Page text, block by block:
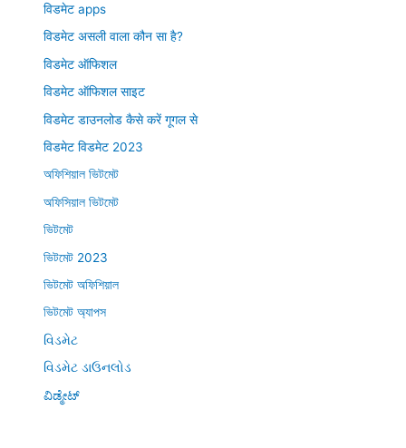
विडमेट apps
विडमेट असली वाला कौन सा है?
विडमेट ऑफिशल
विडमेट ऑफिशल साइट
विडमेट डाउनलोड कैसे करें गूगल से
विडमेट विडमेट 2023
অফিশিয়াল ভিটমেট
অফিসিয়াল ভিটমেট
ভিটমেট
ভিটমেট 2023
ভিটমেট অফিশিয়াল
ভিটমেট অ্যাপস
વિડમેટ
વિડમેટ ડાઉનલોડ
ವಿಡ್ಮೇಟ್